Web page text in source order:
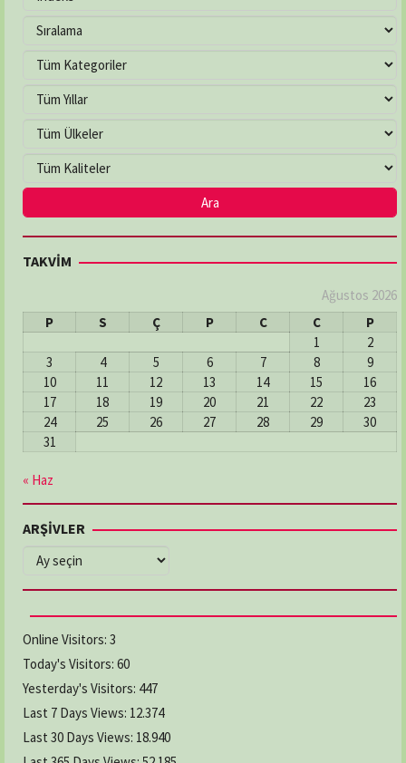
TAKVİM
Ağustos 2026
P
S Ç P C C
P
1
2
3
4 5 6 7 8
9
10
11 12 13 14 15
16
17
18 19 20 21 22
23
24
25 26 27 28 29
30
31
« Haz
ARŞİVLER
ARŞİVLER
Online Visitors: 3
Today's Visitors: 60
Yesterday's Visitors: 447
Last 7 Days Views: 12.374
Last 30 Days Views: 18.940